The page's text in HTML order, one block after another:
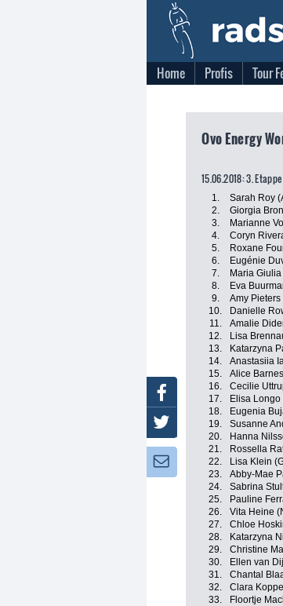
Home Profis Tour
Ovo Energy
15.06.2018: 3.
1. Sarah Roy
2.
Giorgia
3.
Marianne
4.
Coryn
5.
Roxane
6.
Eugénie
7.
Maria
8.
Eva
9.
Amy
10.
Danielle
11.
Amalie
12.
Lisa
13.
Katarzyna
14.
Anastasiia
15.
Alice
16.
Cecilie
17.
Elisa
18.
Eugenia
19.
Susanne
20.
Hanna
21.
Rossella
22.
Lisa Klein
23.
Abby-Mae
24.
Sabrina
25.
Pauline
26.
Vita Heine
27.
Chloe
28.
Katarzyna
29.
Christine
30.
Ellen van
31.
Chantal
32.
Clara
33.
Floortje
Facebook
Twitter
Newsletter: